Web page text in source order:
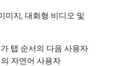
미지, 대화형 비디오 및
탭 순서의 다음 사용자
자연어 사용자